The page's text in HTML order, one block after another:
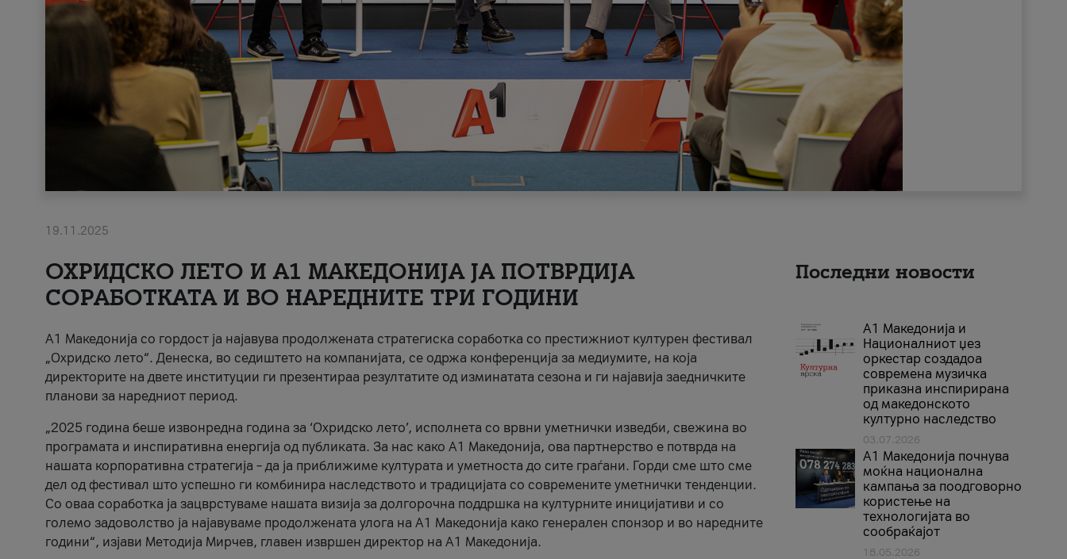
19.11.2025
ОХРИДСКО ЛЕТО И A1 МАКЕДОНИЈА ЈА ПОТВРДИЈА
СОРАБОТКАТА И ВО НАРЕДНИТЕ ТРИ ГОДИНИ
A1 Македонија со гордост ја најавува продолжената стратегиска соработка со престижниот културен фестивал
„Охридско лето“. Денеска, во седиштето на компанијата, се одржа конференција за медиумите, на која
директорите на двете институции ги презентираа резултатите од изминатата сезона и ги најавија заедничките
планови за наредниот период.
„2025 година беше извонредна година за ‘Охридско лето’, исполнета со врвни уметнички изведби, свежина во
програмата и инспиративна енергија од публиката. За нас како A1 Македонија, ова партнерство е потврда на
нашата корпоративна стратегија – да ја приближиме културата и уметноста до сите граѓани. Горди сме што сме
дел од фестивал што успешно ги комбинира наследството и традицијата со современите уметнички тенденции.
Со оваа соработка ја зацврстуваме нашата визија за долгорочна поддршка на културните иницијативи и со
големо задоволство ја најавуваме продолжената улога на A1 Македонија како генерален спонзор и во наредните
години“, изјави Методија Мирчев, главен извршен директор на A1 Македонија.
Последни новости
А1 Македонија и
Националниот џез
оркестар создадоа
современа музичка
приказна инспирирана
од македонското
културно наследство
03.07.2026
A1 Македонија почнува
моќна национална
кампања за поодговорно
користење на
технологијата во
сообраќајот
18.05.2026